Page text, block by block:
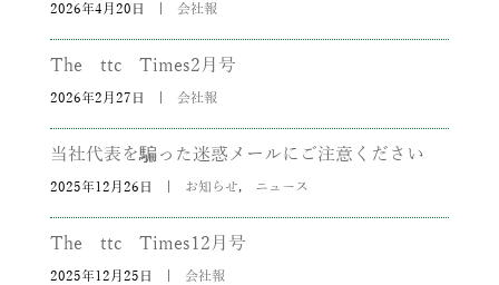
2026年4月20日 会社報
The ttc Times2月号
2026年2月27日 会社報
当社代表を騙った迷惑メールにご注意ください
2025年12月26日 お知らせ, ニュース
The ttc Times12月号
2025年12月25日 会社報